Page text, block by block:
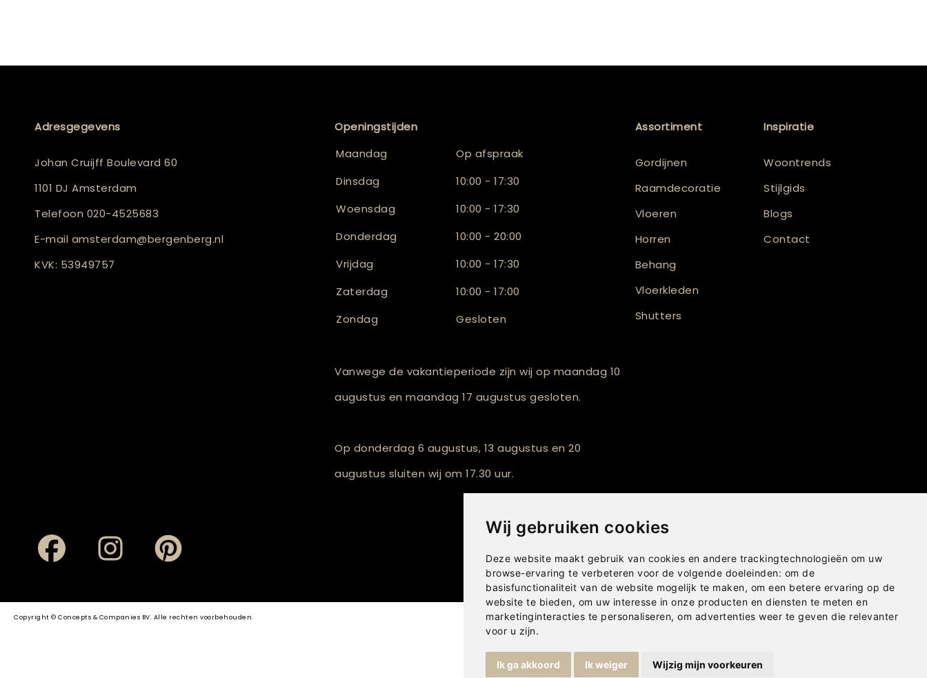
Wij gebruiken cookies
Deze website maakt gebruik van cookies en andere trackingtechnologieën om uw
browse-ervaring te verbeteren voor de volgende doeleinden: om de
basisfunctionaliteit van de website mogelijk te maken, om een betere ervaring op de
website te bieden, om uw interesse in onze producten en diensten te meten en
marketinginteracties te personaliseren, om advertenties weer te geven die relevanter
voor u zijn.
Ik ga akkoord Ik weiger Wijzig mijn voorkeuren
Adresgegevens
Johan Cruijff Boulevard 60
1101 DJ Amsterdam
Telefoon 020-4525683
E-mail amsterdam@bergenberg.nl
KVK: 53949757
Openingstijden
Maandag
Op afspraak
Dinsdag
10:00 - 17:30
Woensdag
10:00 - 17:30
Donderdag
10:00 - 20:00
Vrijdag
10:00 - 17:30
Zaterdag
10:00 - 17:00
Zondag
Gesloten
Vanwege de vakantieperiode zijn wij op maandag 10
augustus en maandag 17 augustus gesloten.
Op donderdag 6 augustus, 13 augustus en 20
augustus sluiten wij om 17.30 uur.
Assortiment
Gordijnen
Raamdecoratie
Vloeren
Horren
Behang
Vloerkleden
Shutters
Inspiratie
Woontrends
Stijlgids
Blogs
Contact
Copyright © Concepts & Companies BV. Alle rechten voorbehouden. Privacybeleid |Disclaimer|Cookies